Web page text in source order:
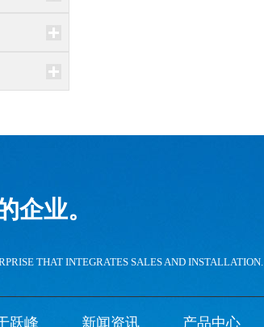
企业。
THAT INTEGRATES SALES AND INSTALLATION.
跃峰 新闻资讯 产品中心